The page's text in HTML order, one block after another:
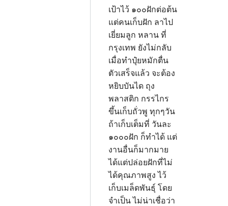
เป้าไว้ ๑๐๐ฝักต่อต้น
แต่คนเก็บฝัก ลาไป
เยี่ยมลูก หลาน ที่
กรุงเทพ ยังไม่กลับ
เมื่อทำปุ๋ยหมักตื่น
ตัวเสร็จแล้ว จะต้อง
หยิบบันได ถุง
พลาสติก กรรไกร
ขึ้นเก็บถั่วพู ทุกๆวัน
ถ้าเก็บเต็มที่ วันละ
๑๐๐๐ฝัก ก็ทำได้ แต่
งานอื่นก็มากมาย
ได้แต่ปล่อยฝักที่ไม่
ได้คุณภาพสูง ไว้
เก็บเมล็ดพันธุ์ โดย
จำเป็น ไม่น่าเชื่อว่า